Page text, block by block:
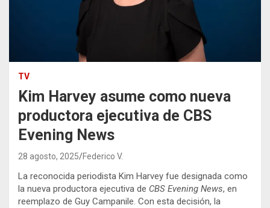
TV
Kim Harvey asume como nueva
productora ejecutiva de CBS
Evening News
28 agosto, 2025 Federico V.
La reconocida periodista Kim Harvey fue designada como
la nueva productora ejecutiva de CBS Evening News, en
reemplazo de Guy Campanile. Con esta decisión, la